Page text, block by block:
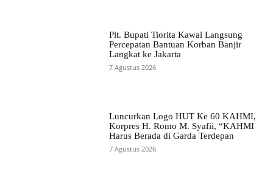
Plt. Bupati Tiorita Kawal Langsung
Percepatan Bantuan Korban Banjir
Langkat ke Jakarta
7 Agustus 2026
Luncurkan Logo HUT Ke 60 KAHMI,
Korpres H. Romo M. Syafii, “KAHMI
Harus Berada di Garda Terdepan
7 Agustus 2026